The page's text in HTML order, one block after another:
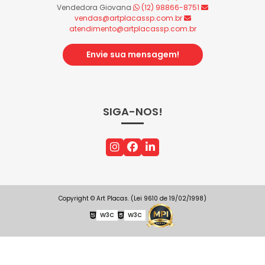
Vendedora Giovana
(12) 98866-8751
vendas@artplacassp.com.br
atendimento@artplacassp.com.br
Envie sua mensagem!
SIGA-NOS!
Copyright © Art Placas. (Lei 9610 de 19/02/1998)
W3C
W3C